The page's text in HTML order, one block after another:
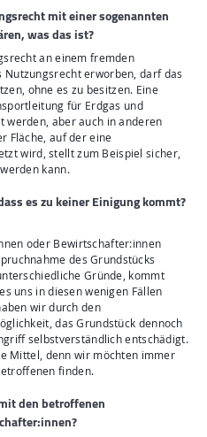
mit einer sogenannten
was das ist?
an einem fremden
erworben, darf das
ohne es zu besitzen. Eine
für Erdgas und
werden, aber auch in anderen
Fläche, auf der eine
wird, stellt zum Beispiel sicher,
kann.
es zu keiner Einigung kommt?
oder Bewirtschafter:innen
des Grundstücks
Gründe, kommt
uns in diesen wenigen Fällen
wir durch den
das Grundstück dennoch
selbstverständlich entschädigt.
Mittel, denn wir möchten immer
finden.
den betroffenen